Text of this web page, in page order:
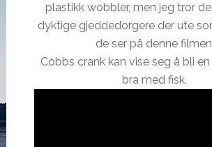
plastikk wobbler, men jeg tror
dyktige gjeddedorgere der ute
de ser på denne
Cobbs crank kan vise seg å bli
bra med fisk.